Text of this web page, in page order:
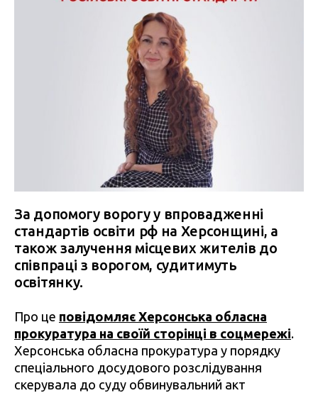
За допомогу ворогу у впровадженні
стандартів освіти рф на Херсонщині, а
також залучення місцевих жителів до
співпраці з ворогом, судитимуть
освітянку.
Про це повідомляє Херсонська обласна
прокуратура на своїй сторінці в соцмережі.
Херсонська обласна прокуратура у порядку
спеціального досудового розслідування
скерувала до суду обвинувальний акт